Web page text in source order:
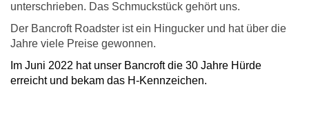
unterschrieben. Das Schmuckstück gehört uns.
Der Bancroft Roadster ist ein Hingucker und hat über die
Jahre viele Preise gewonnen.
Im Juni 2022 hat unser Bancroft die 30 Jahre Hürde
erreicht und bekam das H-Kennzeichen.